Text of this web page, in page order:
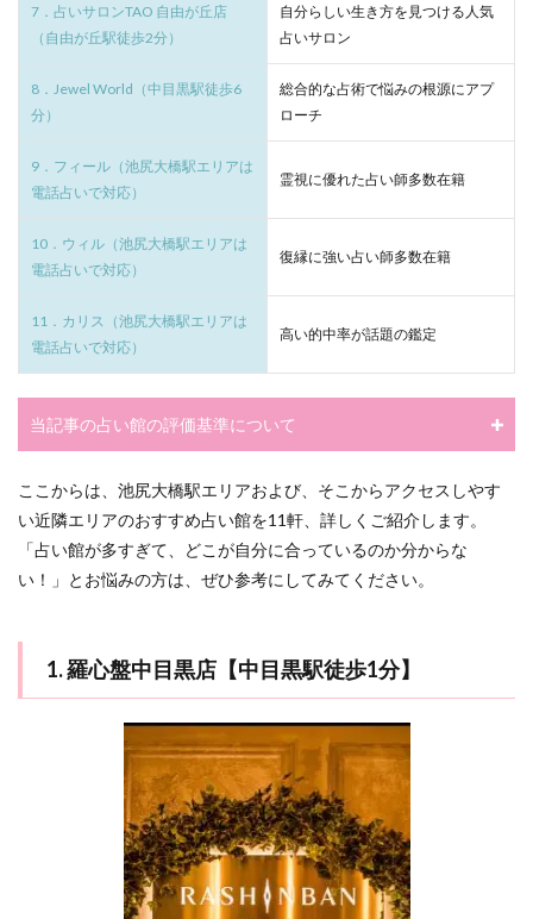
7．占いサロンTAO 自由が丘店
（自由が丘駅徒歩2分）
自分らしい生き方を見つける人気
占いサロン
8．Jewel World（中目黒駅徒歩6
分）
総合的な占術で悩みの根源にアプ
ローチ
9．フィール（池尻大橋駅エリアは
電話占いで対応）
霊視に優れた占い師多数在籍
10．ウィル（池尻大橋駅エリアは
電話占いで対応）
復縁に強い占い師多数在籍
11．カリス（池尻大橋駅エリアは
電話占いで対応）
高い的中率が話題の鑑定
当記事の占い館の評価基準について
ここからは、池尻大橋駅エリアおよび、そこからアクセスしやす
い近隣エリアのおすすめ占い館を11軒、詳しくご紹介します。
「占い館が多すぎて、どこが自分に合っているのか分からな
い！」とお悩みの方は、ぜひ参考にしてみてください。
1. 羅心盤中目黒店【中目黒駅徒歩1分】